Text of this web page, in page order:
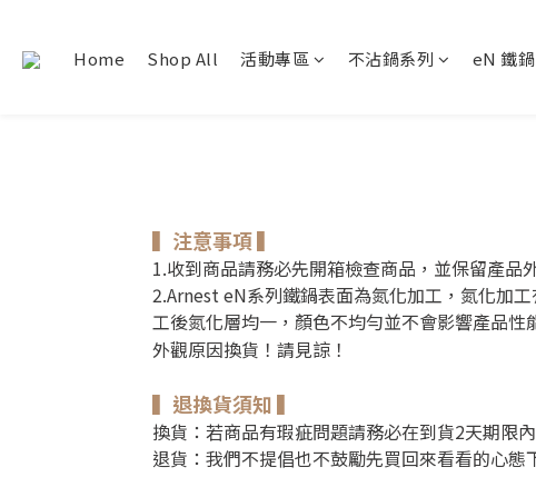
Home Shop All 活動專區 不沾鍋系列 eN 鐵
▍注意事項 ▍
1.收到商品請務必先開箱檢查商品，並保留產
2.Arnest eN系列鐵鍋表面為氮化加工，氮化加
工後氮化層均一，顏色不均勻並不會影響產品
外觀原因換貨！請見諒！
▍退換貨須知 ▍
換貨：若商品有瑕疵問題請務必在到貨2天期限
退貨：我們不提倡也不鼓勵先買回來看看的心